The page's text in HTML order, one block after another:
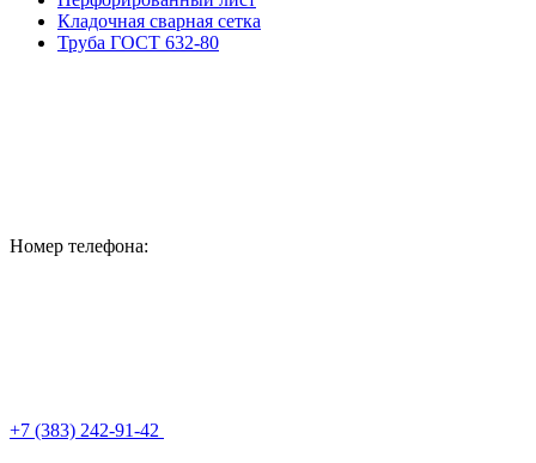
Кладочная сварная сетка
Труба ГОСТ 632-80
Номер телефона:
+7 (383) 242-91-42